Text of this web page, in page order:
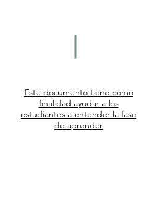
Este documento tiene como
finalidad ayudar a los
estudiantes a entender la fase
de aprender